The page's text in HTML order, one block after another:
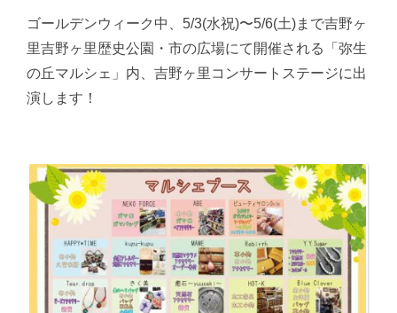
ゴールデンウィーク中、5/3(水祝)〜5/6(土)まで吉野ヶ
里吉野ヶ里歴史公園・市の広場にて開催される「弥生
の丘マルシェ」内、吉野ヶ里コンサートステージに出
演します！